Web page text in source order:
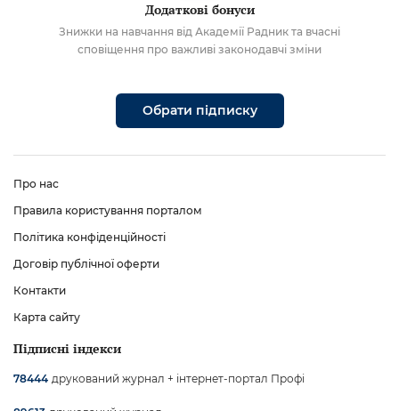
Додаткові бонуси
Знижки на навчання від Академії Радник та вчасні
сповіщення про важливі законодавчі зміни
Обрати підписку
Про нас
Правила користування порталом
Політика конфіденційності
Договір публічної оферти
Контакти
Карта сайту
Підписні індекси
78444 друкований журнал + інтернет-портал Профі